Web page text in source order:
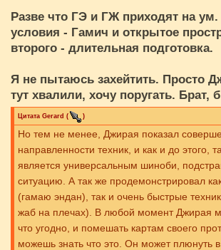
Разве что ГЭ и ГЖ приходят на
условия - Гамич и открытое
второго - длительная подготовка.
Я не пытаюсь захейтить. Просто
тут хвалили, хочу поругать. Брат,
Цитата Gerard ( )
Но тем не менее, Джирая показал
направленности техник, и как и до этого,
является универсальным шиноби,
ситуацию. А так же продемонстрировал
(гамаю эндан), так и очень быстрые
жаб на плечах). В любой момент Джирая
что угодно, и помешать картам своего
можешь знать что это. Он может плюнуть